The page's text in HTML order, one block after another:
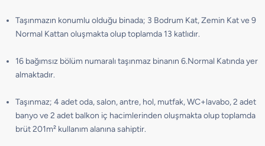
Taşınmazın konumlu olduğu binada; 3 Bodrum Kat, Zemin Kat ve 9
Normal Kattan oluşmakta olup toplamda 13 katlıdır.
16 bağımsız bölüm numaralı taşınmaz binanın 6.Normal Katında yer
almaktadır.
Taşınmaz; 4 adet oda, salon, antre, hol, mutfak, WC+lavabo, 2 adet
banyo ve 2 adet balkon iç hacimlerinden oluşmakta olup toplamda
brüt 201m² kullanım alanına sahiptir.